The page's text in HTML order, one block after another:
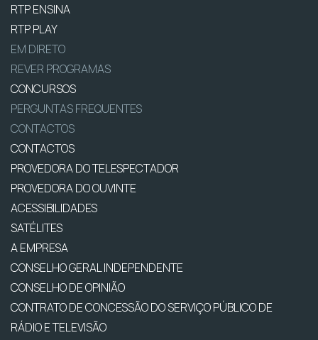
RTP ENSINA
RTP PLAY
EM DIRETO
REVER PROGRAMAS
CONCURSOS
PERGUNTAS FREQUENTES
CONTACTOS
CONTACTOS
PROVEDORA DO TELESPECTADOR
PROVEDORA DO OUVINTE
ACESSIBILIDADES
SATÉLITES
A EMPRESA
CONSELHO GERAL INDEPENDENTE
CONSELHO DE OPINIÃO
CONTRATO DE CONCESSÃO DO SERVIÇO PÚBLICO DE
RÁDIO E TELEVISÃO